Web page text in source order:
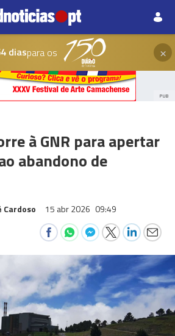
diaspara os ×
PUB
à GNR para apertar
abandono de
Cardoso 15 abr 2026 09:49